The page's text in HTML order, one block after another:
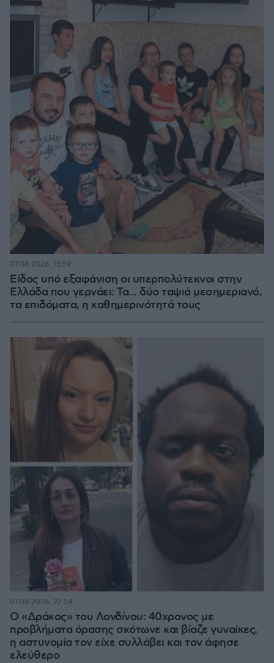
Είδος υπό εξαφάνιση οι υπερπολύτεκνοι στην
Ελλάδα που γερνάει: Τα... δύο ταψιά μεσημεριανό,
τα επιδόματα, η καθημερινότητά τους
07.08.2026, 15:59
Ο «Δράκος» του Λονδίνου: 40χρονος με
προβλήματα όρασης σκότωνε και βίαζε γυναίκες,
η αστυνομία τον είχε συλλάβει και τον άφησε
ελεύθερο
07.08.2026, 22:54